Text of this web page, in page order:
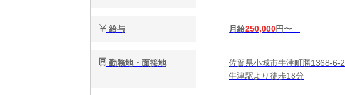
給与 月給250,000円〜
勤務地・面接地
佐賀県小城市牛津町勝1368-6-2
牛津駅より徒歩18分